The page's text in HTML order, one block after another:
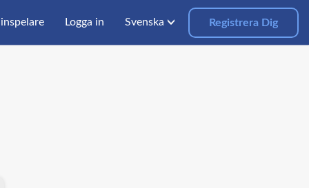
Logga in Svenska Registrera Dig